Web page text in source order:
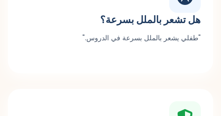
هل تشعر بالملل بسرعة؟
"طفلي يشعر بالملل بسرعة في الدروس."